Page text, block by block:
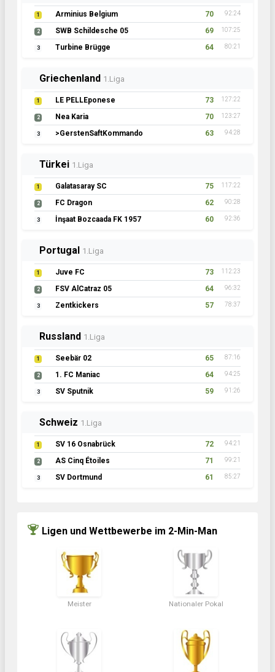
1 Arminius Belgium 70 92:24
2 SWB Schildesche 05 69 107:25
3 Turbine Brügge 64 80:21
Griechenland 1.Liga
1 LE PELLEponese 73 127:22
2 Nea Karia 70 123:27
3 >GerstenSaftKommando 63 94:28
Türkei 1.Liga
1 Galatasaray SC 75 117:22
2 FC Dragon 62 90:28
3 İnşaat Bozcaada FK 1957 60 92:36
Portugal 1.Liga
1 Juve FC 73 112:23
2 FSV AlCatraz 05 64 96:32
3 Zentkickers 57 78:37
Russland 1.Liga
1 Seebär 02 65 87:16
2 1. FC Maniac 64 94:25
3 SV Sputnik 59 91:26
Schweiz 1.Liga
1 SV 16 Osnabrück 72 94:21
2 AS Cinq Étoiles 71 99:21
3 SV Dortmund 61 85:27
Ligen und Wettbewerbe im 2-Min-Man
Meister Nationaler Pokal